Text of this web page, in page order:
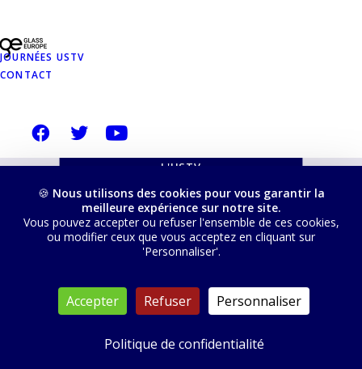
JOURNÉES USTV
CONTACT
Vous pouvez retrouver toutes nos ressources, les
L'USTV
🍪 Nous utilisons des cookies pour vous garantir la
meilleure expérience sur notre site.
Vous pouvez accepter ou refuser l'ensemble de ces cookies,
ou modifier ceux que vous acceptez en cliquant sur
'Personnaliser'.
Accepter Refuser Personnaliser
Politique de confidentialité